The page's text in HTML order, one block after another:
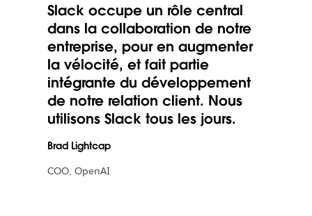
Slack occupe un rôle central
dans la collaboration de notre
entreprise, pour en augmenter
la vélocité, et fait partie
intégrante du développement
de notre relation client. Nous
utilisons Slack tous les jours.
Brad Lightcap
COO, OpenAI